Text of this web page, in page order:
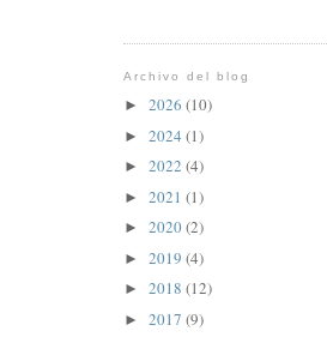
Archivo del blog
► 2026 (10)
► 2024 (1)
► 2022 (4)
► 2021 (1)
► 2020(2)
► 2019 (4)
► 2018 (12)
► 2017 (9)